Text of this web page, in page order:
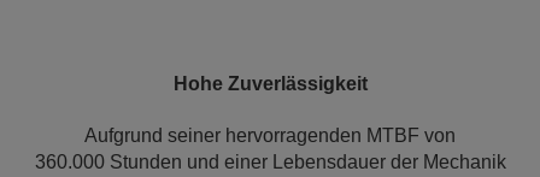
Hohe Zuverlässigkeit
Aufgrund seiner hervorragenden MTBF von
360.000 Stunden und einer Lebensdauer der Mechanik